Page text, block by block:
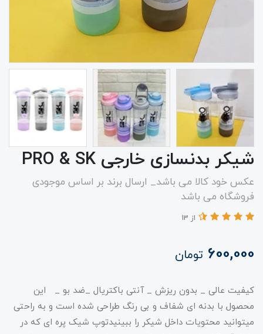
شیکر بدنسازی خارجی PRO & SK
عکس خود کالا می باشد_ ارسال برند بر اساس موجودی
فروشگاه می باشد
از 13
600,000 تومان
کیفیت عالی _ بدون ریزش _ آنتی باکتریال _ضد بو _ ​​​​ این
محصول با بدنه ای شفاف و بی رنگ طراحی شده است و به راحتی
میتوانید محتویات داخل شیکر را ببینیدتوپ شیک پره ای که در